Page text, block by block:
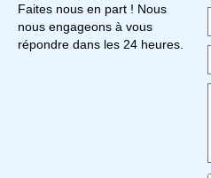
Faites nous en part ! Nous
nous engageons à vous
répondre dans les 24 heures.